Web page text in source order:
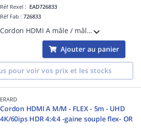
Réf Rexel : EAD726833
Réf Fab :726833
Cordon HDMI A mâle / mâle - FLEX - 10m - UHD 4K/60ips HDR 4:4:4 - 18 gbps - gaine souple ultra flexible - une facilité d'installation et d'usage incomparables grâce à sa gaine ultra flexible - blindage renforcé - OR
Ajouter au panier
pour voir vos prix et les stocks
ERARD
Cordon HDMI A M/M - FLEX - 5m - UHD
4K/60ips HDR 4:4:4 -gaine souple flex- OR